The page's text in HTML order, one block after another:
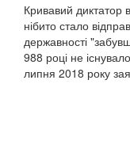
Кривавий диктатор
нібито стало
державності
988 році не
липня 2018 року